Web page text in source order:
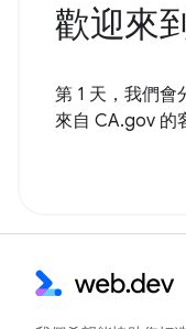
歡迎來
第 1 天，我們會
來自 CA.gov 的